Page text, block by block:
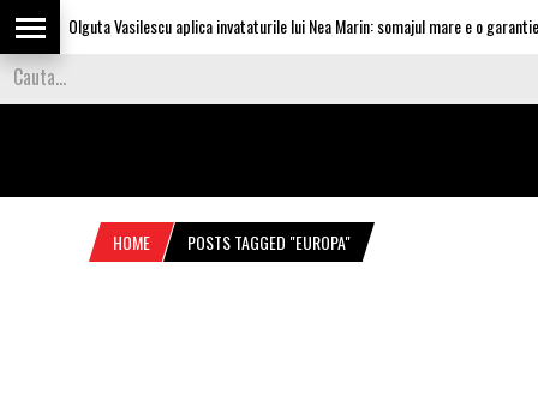
Olguta Vasilescu aplica invataturile lui Nea Marin: somajul mare e o
HOME POSTS TAGGED "EUROPA"